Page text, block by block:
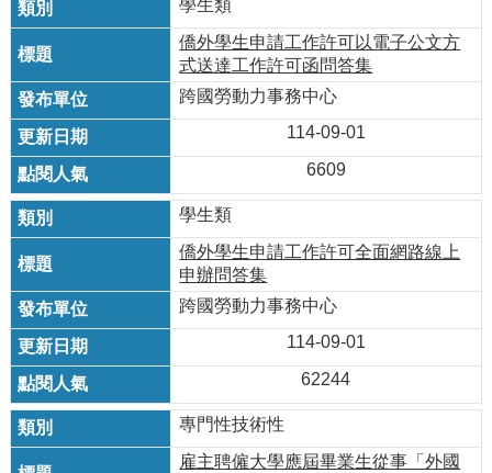
學生類
僑外學生申請工作許可以電子公文方
式送達工作許可函問答集
跨國勞動力事務中心
114-09-01
6609
學生類
僑外學生申請工作許可全面網路線上
申辦問答集
跨國勞動力事務中心
114-09-01
62244
專門性技術性
雇主聘僱大學應屆畢業生從事「外國